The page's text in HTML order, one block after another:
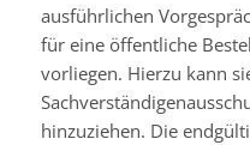
ausführlichen
für eine öffentliche
vorliegen. Hierzu kann
hinzuziehen. Die